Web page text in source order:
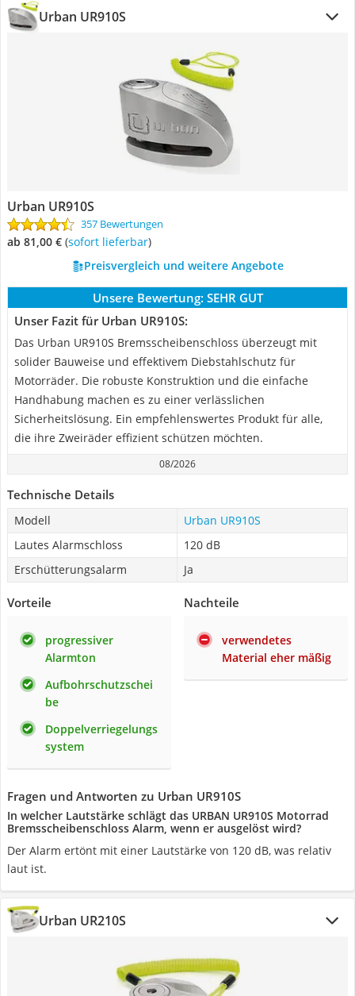
Urban UR910S
Urban UR910S
357 Bewertungen
ab 81,00 € ( Sofort lieferbar)
Preisvergleich und weitere Angebote
Unsere Bewertung: SEHR GUT
Unser Fazit für Urban UR910S:
Das Urban UR910S Bremsscheibenschloss überzeugt mit
solider Bauweise und effektivem Diebstahlschutz für
Motorräder. Die robuste Konstruktion und die einfache
Handhabung machen es zu einer verlässlichen
Sicherheitslösung. Ein empfehlenswertes Produkt für alle,
die ihre Zweiräder effizient schützen möchten.
08/2026
Technische Details
Modell
Urban UR910S
Lautes Alarmschloss
120 dB
Erschütterungsalarm
Ja
Vorteile
progressiver
Alarmton
Aufbohrschutzschei
be
Doppelverriegelungs
system
Nachteile
verwendetes
Material eher mäßig
Fragen und Antworten zu Urban UR910S
In welcher Lautstärke schlägt das URBAN UR910S Motorrad
Bremsscheibenschloss Alarm, wenn er ausgelöst wird?
Der Alarm ertönt mit einer Lautstärke von 120 dB, was relativ
laut ist.
Urban UR210S